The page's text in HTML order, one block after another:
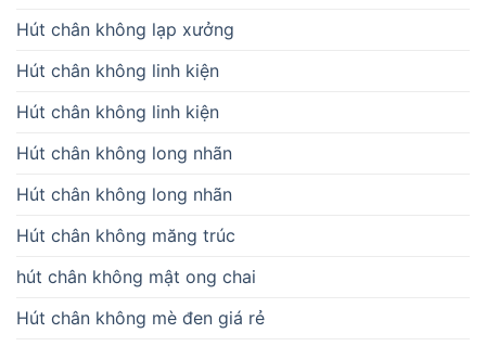
Hút chân không lạp xưởng
Hút chân không linh kiện
Hút chân không linh kiện
Hút chân không long nhãn
Hút chân không long nhãn
Hút chân không măng trúc
hút chân không mật ong chai
Hút chân không mè đen giá rẻ